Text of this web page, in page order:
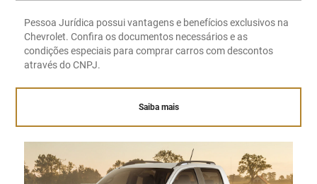
Pessoa Jurídica possui vantagens e benefícios exclusivos na
Chevrolet. Confira os documentos necessários e as
condições especiais para comprar carros com descontos
através do CNPJ.
Saiba mais